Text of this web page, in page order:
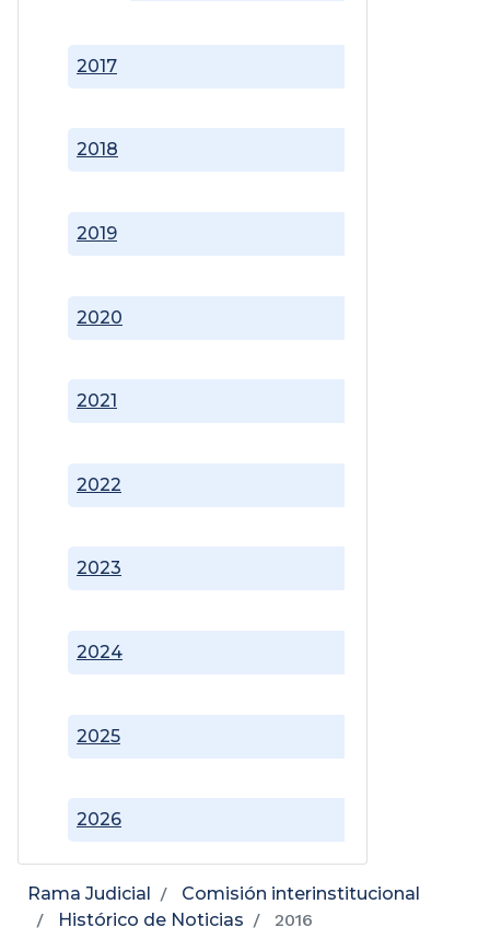
2017
2018
2019
2020
2021
2022
2023
2024
2025
2026
Rama Judicial
Comisión interinstitucional
Histórico de Noticias
2016